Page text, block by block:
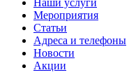
Мероприятия
Статьи
Адреса и телефоны
Новости
Акции